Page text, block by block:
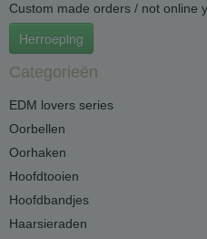
Custom made orders / not online
Herroeping
Categorieën
EDM lovers series
Oorbellen
Oorhaken
Hoofdtooien
Hoofdbandjes
Haarsieraden